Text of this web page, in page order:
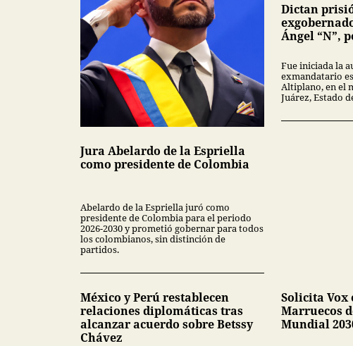
Jura Abelardo de la Espriella
como presidente de Colombia
Abelardo de la Espriella juró como
presidente de Colombia para el periodo
2026-2030 y prometió gobernar para todos
los colombianos, sin distinción de
partidos.
Dictan
Ángel “N”,
Fue iniciada la
exmandatario
Altiplano, en el
Juárez, Estado
México y Perú restablecen
relaciones diplomáticas tras
alcanzar acuerdo sobre Betssy
Chávez
Solicita Vox
Marruecos
Mundial